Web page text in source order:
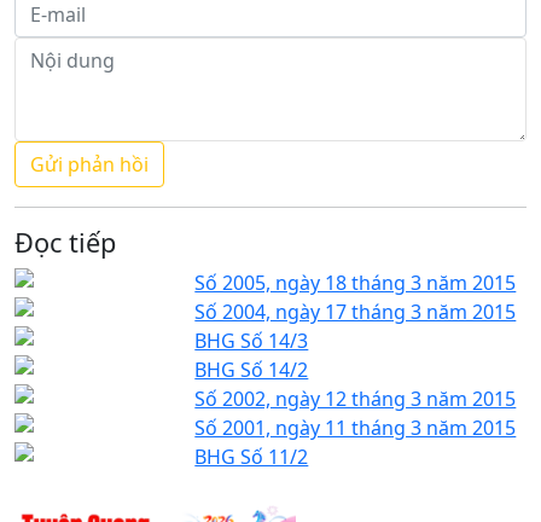
Đọc tiếp
Số 2005, ngày 18 tháng 3 năm 2015
Số 2004, ngày 17 tháng 3 năm 2015
BHG Số 14/3
BHG Số 14/2
Số 2002, ngày 12 tháng 3 năm 2015
Số 2001, ngày 11 tháng 3 năm 2015
BHG Số 11/2